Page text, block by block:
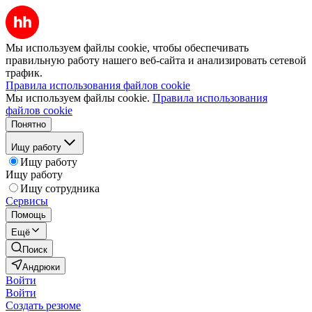
Мы используем файлы cookie, чтобы обеспечивать
правильную работу нашего веб-сайта и анализировать сетевой
трафик.
Правила использования файлов cookie
Мы используем файлы cookie. Правила использования
файлов cookie
Понятно
Ищу работу
Ищу работу
Ищу работу
Ищу сотрудника
Сервисы
Помощь
Ещё
Поиск
Андрюки
Войти
Войти
Создать резюме